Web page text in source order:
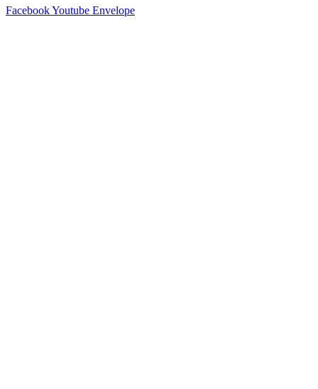
FacebookYoutube Envelope